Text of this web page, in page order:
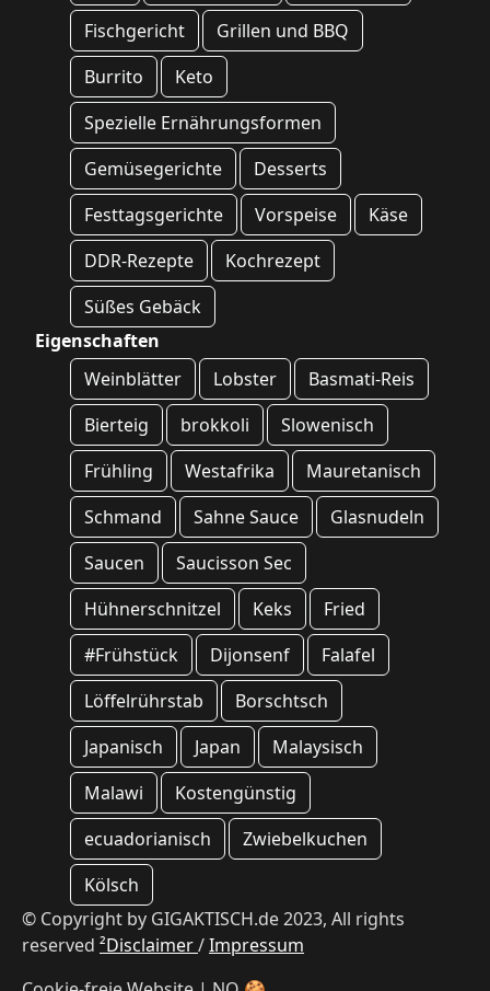
Fischgericht
Grillen und BBQ
Burrito
Keto
Spezielle Ernährungsformen
Gemüsegerichte
Desserts
Festtagsgerichte
Vorspeise
Käse
DDR-Rezepte
Kochrezept
Süßes Gebäck
Eigenschaften
Weinblätter
Lobster
Basmati-Reis
Bierteig
brokkoli
Slowenisch
Frühling
Westafrika
Mauretanisch
Schmand
Sahne Sauce
Glasnudeln
Saucen
Saucisson Sec
Hühnerschnitzel
Keks
Fried
#Frühstück
Dijonsenf
Falafel
Löffelrührstab
Borschtsch
Japanisch
Japan
Malaysisch
Malawi
Kostengünstig
ecuadorianisch
Zwiebelkuchen
Kölsch
© Copyright by GIGAKTISCH.de 2023, All rights
reserved ²Disclaimer/Impressum